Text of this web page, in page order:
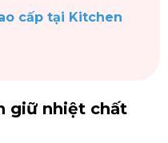
cấp tại Kitchen
giữ nhiệt chất